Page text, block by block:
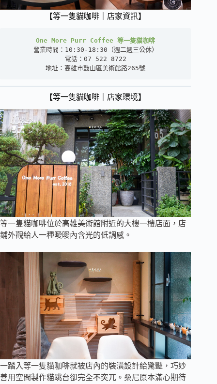
【等一隻貓咖啡｜店家資訊】
One More Purr Coffee 等一隻貓咖啡
營業時間：10:30-18:30（週二週三公休）
電話：07 522 8722
地址：高雄市鼓山區美術館路265號
【等一隻貓咖啡｜店家環境】
等一隻貓咖啡位於高雄美術館附近的大樓一樓店面，店
鋪外觀給人一種曖曖內含光的低調感。
一踏入等一隻貓咖啡就被店內的裝潢設計給驚豔，巧妙
善用空間製作貓跳台卻完全不突兀。桑尼原本滿心期待